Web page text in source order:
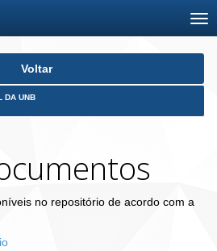
Voltar
DA UNB
no repositório de acordo com a